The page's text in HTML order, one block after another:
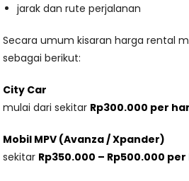
jarak dan rute perjalanan
Secara umum kisaran harga rental
sebagai berikut:
City Car
mulai dari sekitar Rp300.000 per
Mobil MPV (Avanza / Xpander)
sekitar Rp350.000 – Rp500.000